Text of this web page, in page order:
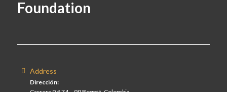
Foundation
Address
Dirección: